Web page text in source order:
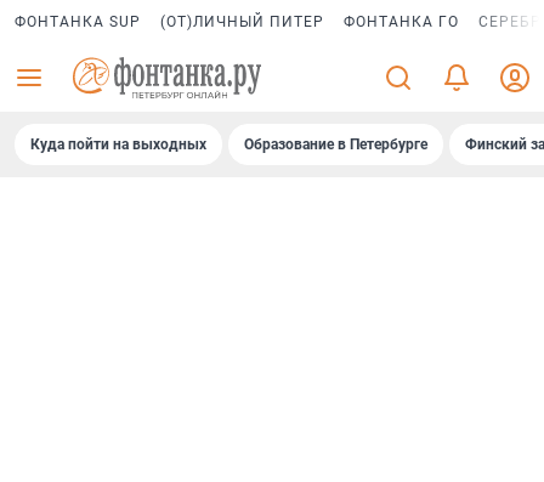
ФОНТАНКА SUP (ОТ)ЛИЧНЫЙ ПИТЕР ФОНТАНКА ГО
Куда пойти на выходных Образование в Петербурге Финский